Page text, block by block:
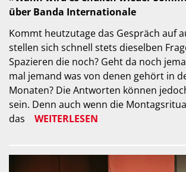
über Banda Internationale
Kommt heutzutage das Gespräch auf
stellen sich schnell stets dieselben
Spazieren die noch? Geht da noch
mal jemand was von denen gehört in
Monaten? Die Antworten können
sein. Denn auch wenn die
das
WEITERLESEN